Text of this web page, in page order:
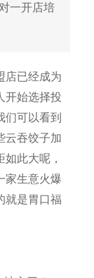
一开店培
店已经成为
开始选择投
们可以看到
云吞饺子加
此大呢，
家生意火爆
就是胃口福